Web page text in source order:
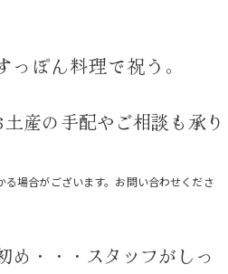
ぽん料理で祝う。
産の手配やご相談も承り
場合がございます。お問い合わせくださ
・・・スタッフがしっ